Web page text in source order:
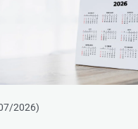
2026)